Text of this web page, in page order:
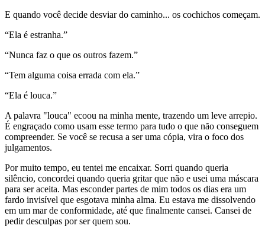
E quando você decide desviar do caminho... os cochichos começam.
“Ela é estranha.”
“Nunca faz o que os outros fazem.”
“Tem alguma coisa errada com ela.”
“Ela é louca.”
A palavra "louca" ecoou na minha mente, trazendo um leve arrepio.
É engraçado como usam esse termo para tudo o que não conseguem
compreender. Se você se recusa a ser uma cópia, vira o foco dos
julgamentos.
Por muito tempo, eu tentei me encaixar. Sorri quando queria
silêncio, concordei quando queria gritar que não e usei uma máscara
para ser aceita. Mas esconder partes de mim todos os dias era um
fardo invisível que esgotava minha alma. Eu estava me dissolvendo
em um mar de conformidade, até que finalmente cansei. Cansei de
pedir desculpas por ser quem sou.